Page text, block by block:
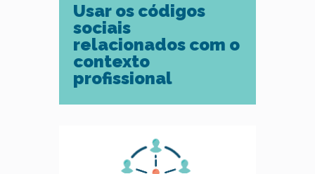
Usar os códigos
sociais
relacionados com o
contexto
profissional